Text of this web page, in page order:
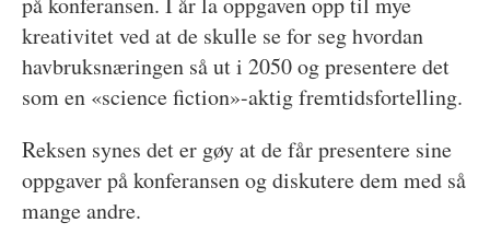
kreativitet ved at de skulle se for seg hvordan
havbruksnæringen så ut i 2050 og presentere det
som en «science fiction»-aktig fremtidsfortelling.
Reksen synes det er gøy at de får presentere sine
oppgaver på konferansen og diskutere dem med så
mange andre.